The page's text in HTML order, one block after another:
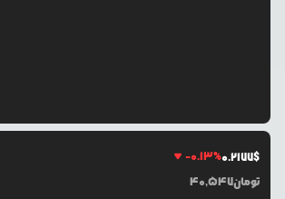
-0.13%0.2177$
40,547تومان